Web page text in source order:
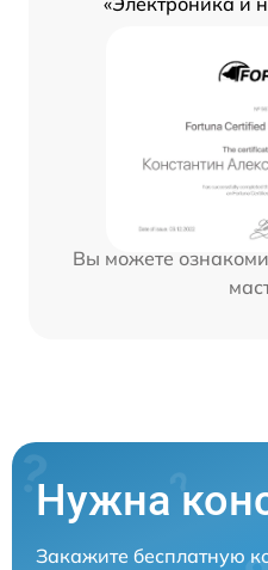
Вы можете
Нужна
Закажите бесплатную